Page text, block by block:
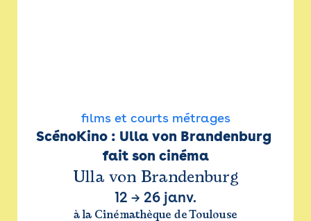
films et courts métrages
ScénoKino : Ulla von Brandenburg
fait son cinéma
Ulla von Brandenburg
12 → 26 janv.
à la Cinémathèque de Toulouse